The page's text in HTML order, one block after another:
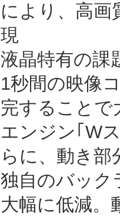
により、高画
現
液晶特有の課
1秒間の映像
完することで
エンジン｢W
らに、動き
独自のバック
大幅に低減。